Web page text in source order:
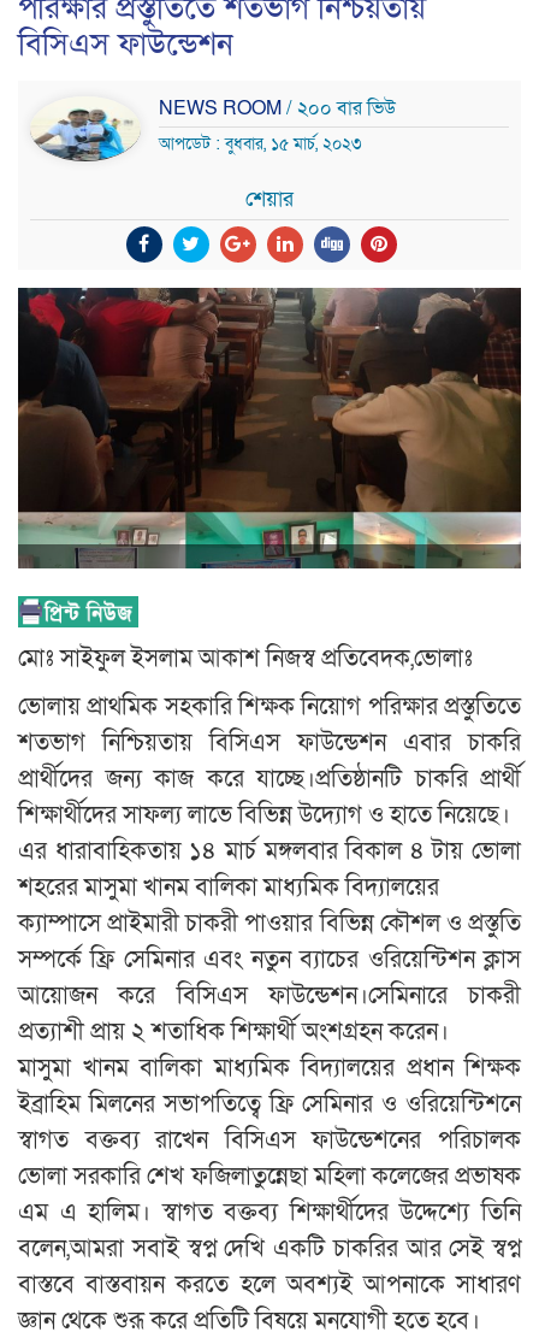
পরিক্ষার প্রস্তুতিতে শতভাগ নিশ্চয়তায়
বিসিএস ফাউন্ডেশন
NEWS ROOM/ ২০০ বার ভিউ
আপডেট : বুধবার, ১৫ মার্চ, ২০২৩
শেয়ার
মোঃ সাইফুল ইসলাম আকাশ নিজস্ব প্রতিবেদক,ভোলাঃ
ভোলায় প্রাথমিক সহকারি শিক্ষক নিয়োগ পরিক্ষার প্রস্তুতিতে
শতভাগ নিশ্চিয়তায় বিসিএস ফাউন্ডেশন এবার চাকরি
প্রার্থীদের জন্য কাজ করে যাচ্ছে।প্রতিষ্ঠানটি চাকরি প্রার্থী
শিক্ষার্থীদের সাফল্য লাভে বিভিন্ন উদ্যোগ ও হাতে নিয়েছে।
এর ধারাবাহিকতায় ১৪ মার্চ মঙ্গলবার বিকাল ৪ টায় ভোলা
শহরের মাসুমা খানম বালিকা মাধ্যমিক বিদ্যালয়ের
ক্যাম্পাসে প্রাইমারী চাকরী পাওয়ার বিভিন্ন কৌশল ও প্রস্তুতি
সম্পর্কে ফ্রি সেমিনার এবং নতুন ব্যাচের ওরিয়েন্টিশন ক্লাস
আয়োজন করে বিসিএস ফাউন্ডেশন।সেমিনারে চাকরী
প্রত্যাশী প্রায় ২ শতাধিক শিক্ষার্থী অংশগ্রহন করেন।
মাসুমা খানম বালিকা মাধ্যমিক বিদ্যালয়ের প্রধান শিক্ষক
ইব্রাহিম মিলনের সভাপতিত্বে ফ্রি সেমিনার ও ওরিয়েন্টিশনে
স্বাগত বক্তব্য রাখেন বিসিএস ফাউন্ডেশনের পরিচালক
ভোলা সরকারি শেখ ফজিলাতুন্নেছা মহিলা কলেজের প্রভাষক
এম এ হালিম। স্বাগত বক্তব্য শিক্ষার্থীদের উদ্দেশ্যে তিনি
বলেন,আমরা সবাই স্বপ্ন দেখি একটি চাকরির আর সেই স্বপ্ন
বাস্তবে বাস্তবায়ন করতে হলে অবশ্যই আপনাকে সাধারণ
জ্ঞান থেকে শুরূ করে প্রতিটি বিষয়ে মনযোগী হতে হবে।